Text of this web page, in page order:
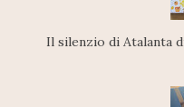
Il silenzio di Atalanta